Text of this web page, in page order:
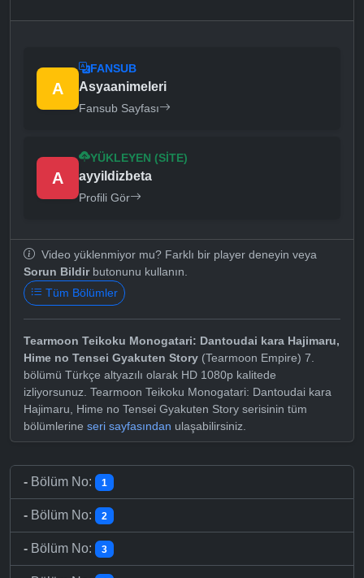
A
FANSUB
Asyaanimeleri
Fansub Sayfası
A
YÜKLEYEN (SITE)
ayyildizbeta
Profili Gör
Video yüklenmiyor mu? Farklı bir player deneyin veya
Sorun Bildirbutonunu kullanın.
Tüm Bölümler
Tearmoon Teikoku Monogatari: Dantoudai kara Hajimaru,
Hime no Tensei Gyakuten Story (Tearmoon Empire) 7.
bölümü Türkçe altyazılı olarak HD 1080p kalitede
izliyorsunuz. Tearmoon Teikoku Monogatari: Dantoudai kara
Hajimaru, Hime no Tensei Gyakuten Story serisinin tüm
bölümlerine seri sayfasından ulaşabilirsiniz.
- Bölüm No: 1
- Bölüm No: 2
- Bölüm No: 3